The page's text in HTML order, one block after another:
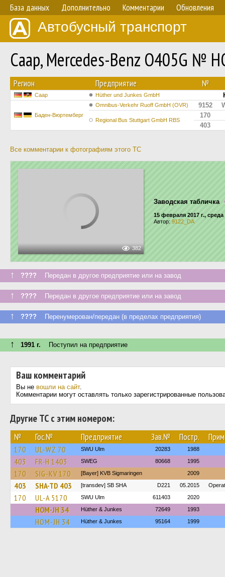
База данных Дополнительно Комментарии Обновления
Автобусный транспорт
Саар, Mercedes-Benz O405G №
Регион Предприятие №
Саар Hüther und Junkes GmbH
Баден-Вюртемберг
Omnibus-Verkehr Ruoff GmbH (OVR) 9152
Regional Bus Stuttgart GmbH RBS
170
403
Все комментарии к фотографиям этого ТС
382
Заводская табличка
15 февраля 2017 г., среда
Автор: 9122_DA
↑ ???? Передан в другое предприятие или на завод
↑ ???? Передан в другое предприятие или на завод
↑ ???? Перенумерован/передан (в пределах предприятия)
↑ 1991 г. Поступил на предприятие
Ваш комментарий
Вы не вошли на сайт.
Комментарии могут оставлять только зарегистрированные
Другие ТС с этим номером:
№ Гос.№ Предприятие Зав.№ Постр.
170 UL-WZ 70 SWU Ulm 20283 1988
403 FR-H 1403 SWEG 80668 1995
170 SIG-KV 170 [Bayer] KVB Sigmaringen 2009
403 SHA-TD 403 [transdev] SB SHA D221 05.2015
170 UL-A 5170 SWU Ulm 611403 2020
HOM-JH 34 Hüther & Junkes 72649 1993
HOM-JH 34 Hüther & Junkes 95164 1999